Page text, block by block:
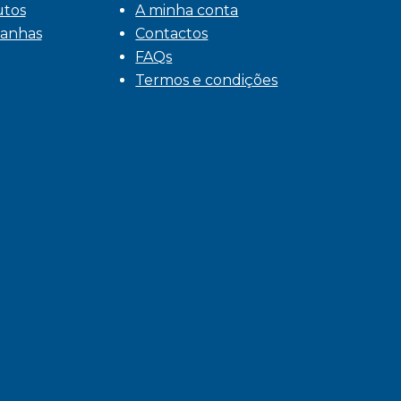
A minha conta
Contactos
FAQs
Termos e condições